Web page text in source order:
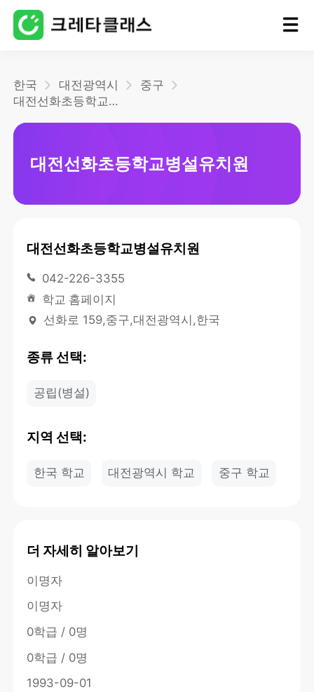
블로그
한국 대전광역시
중구
대전선화초등학교병설유치원
대전선화초등학교병설유치원
대전선화초등학교병설유치원
042-226-3355
학교 홈페이지
선화로 159,중구,대전광역시,한국
종류 선택:
공립(병설)
지역 선택:
한국 학교 대전광역시 학교 중구 학교
더 자세히 알아보기
이명자
이명자
0학급 / 0명
0학급 / 0명
1993-09-01